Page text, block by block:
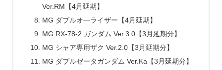
Ver.RM【4月延期】
MG ダブルオ―ライザー【4月延期】
MG RX-78-2 ガンダム Ver.3.0【3月延期分】
MG シャア専用ザク Ver.2.0【3月延期分】
MG ダブルゼータガンダム Ver.Ka【3月延期分】